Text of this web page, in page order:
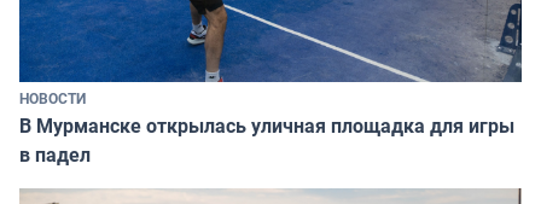
НОВОСТИ
В Мурманске открылась уличная площадка для игры
в падел